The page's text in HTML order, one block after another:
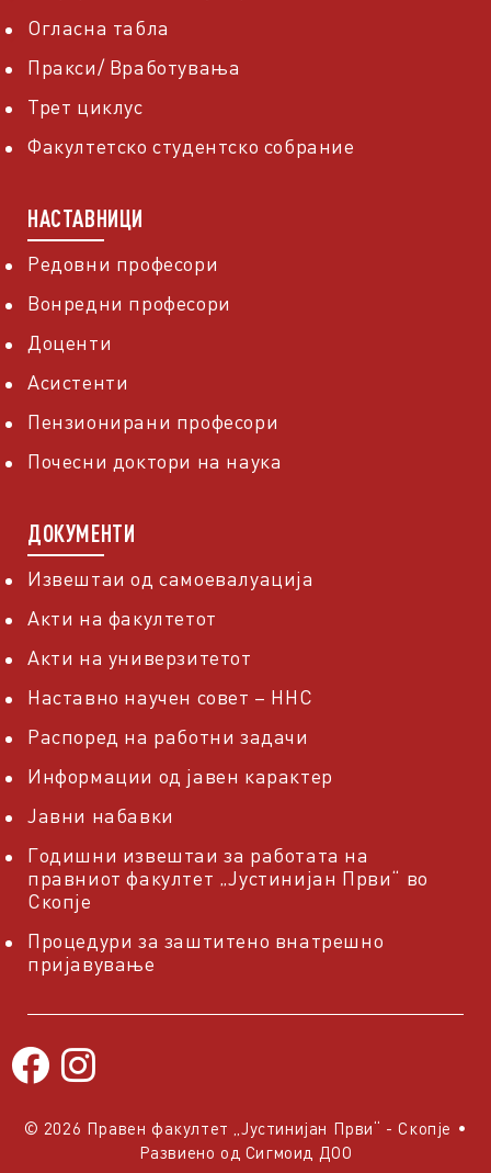
Огласна табла
Пракси/ Вработувања
Трет циклус
Факултетско студентско собрание
НАСТАВНИЦИ
Редовни професори
Вонредни професори
Доценти
Асистенти
Пензионирани професори
Почесни доктори на наука
ДОКУМЕНТИ
Извештаи од самоевалуација
Акти на факултетот
Акти на универзитетот
Наставно научен совет – ННС
Распоред на работни задачи
Информации од јавен карактер
Јавни набавки
Годишни извештаи за работата на
правниот факултет „Јустинијан Први“ во
Скопје
Процедури за заштитено внатрешно
пријавување
© 2026 Правен факултет „Јустинијан Први“ - Скопје •
Развиено од Сигмоид ДОО